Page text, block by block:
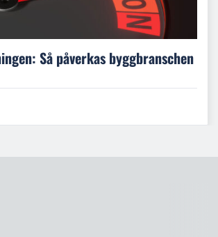
Så påverkas byggbranschen